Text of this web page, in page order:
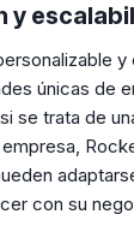
y
y
únicas de
se trata de
con su